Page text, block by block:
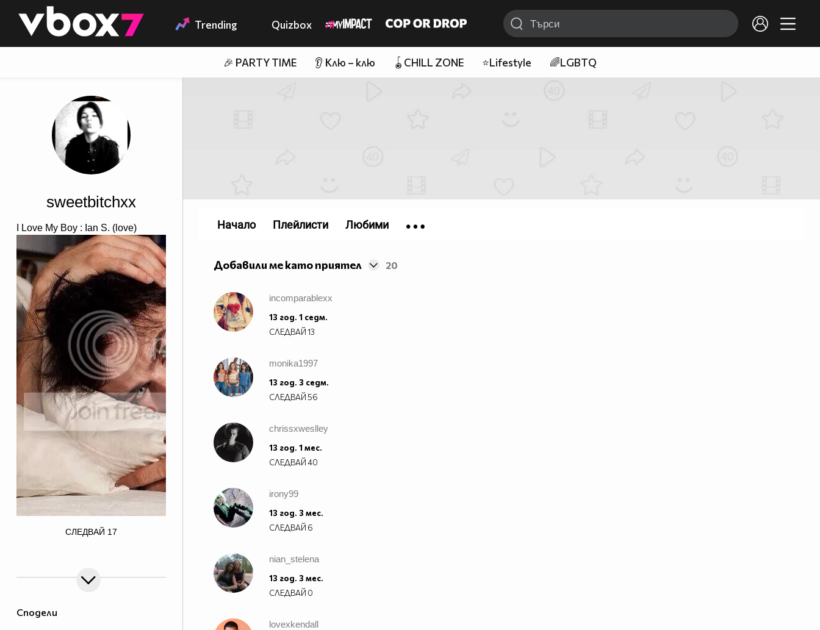
👾 Trending Quizbox
🎉 PARTY TIME 👂 Клю – клю 🪀CHILL ZONE ⭐Lifestyle 🌈LGBTQ
Сподели
sweetbitchxx
I Love My Boy : Ian S. (love)
border="0" alt="ian somerhalder
IanSomerhalderforButchHogan2013D_zpsfb763273.jpg"/>
СЛЕДВАЙ 17
Добавили ме като приятел 20
incomparablexx
13 год. 1 седм.
СЛЕДВАЙ13
monika1997
13 год. 3 седм.
СЛЕДВАЙ56
chrissxweslley
13 год. 1 мес.
СЛЕДВАЙ40
irony99
13 год. 3 мес.
СЛЕДВАЙ 6
nian_stelena
13 год. 3 мес.
СЛЕДВАЙ 0
lovexkendall
Начало Плейлисти Любими